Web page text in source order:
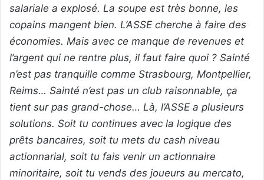
salariale a explosé. La soupe est très bonne, les
copains mangent bien. L’ASSE cherche à faire des
économies. Mais avec ce manque de revenues et
l’argent qui ne rentre plus, il faut faire quoi ? Sainté
n’est pas tranquille comme Strasbourg, Montpellier,
Reims… Sainté n’est pas un club raisonnable, ça
tient sur pas grand-chose… Là, l’ASSE a plusieurs
solutions. Soit tu continues avec la logique des
prêts bancaires, soit tu mets du cash niveau
actionnarial, soit tu fais venir un actionnaire
minoritaire, soit tu vends des joueurs au mercato,